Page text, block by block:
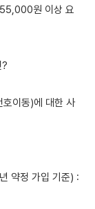
원 이상 요
이동)에 대한 사
약정 가입 기준) :